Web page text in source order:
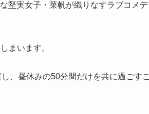
堅実女子・菜帆が織りなすラブコメデ
まいます。
、昼休みの50分間だけを共に過ごすこ